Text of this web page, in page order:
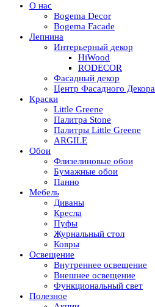
О нас
Bogema Decor
Bogema Facade
Лепнина
Интерьерный декор
HiWood
RODECOR
Фасадный декор
Центр Фасадного Декора
Краски
Little Greene
Палитра Stone
Палитры Little Greene
ARGILE
Обои
Флизелиновые обои
Бумажные обои
Панно
Мебель
Диваны
Кресла
Пуфы
Журнальный стол
Ковры
Освещение
Внутреннее освещение
Внешнее освещение
Функциональный свет
Полезное